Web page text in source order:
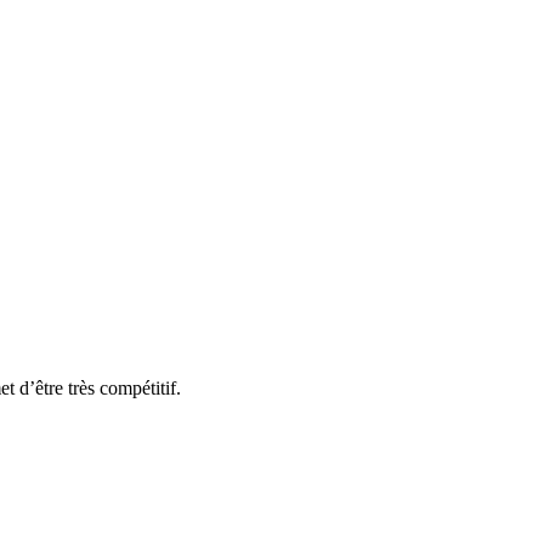
d’être très compétitif.